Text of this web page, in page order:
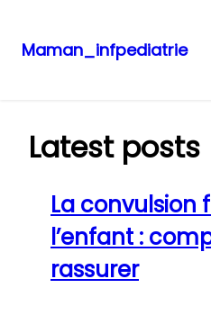
Maman_infpediatrie
Latest posts
La convulsion
l’enfant :
rassurer